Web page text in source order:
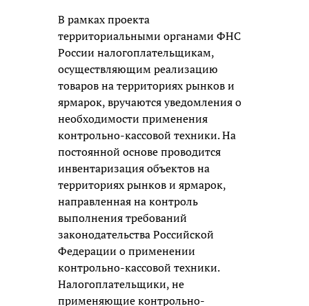
В рамках проекта
территориальными органами ФНС
России налогоплательщикам,
осуществляющим реализацию
товаров на территориях рынков и
ярмарок, вручаются уведомления о
необходимости применения
контрольно-кассовой техники. На
постоянной основе проводится
инвентаризация объектов на
территориях рынков и ярмарок,
направленная на контроль
выполнения требований
законодательства Российской
Федерации о применении
контрольно-кассовой техники.
Налогоплательщики, не
применяющие контрольно-